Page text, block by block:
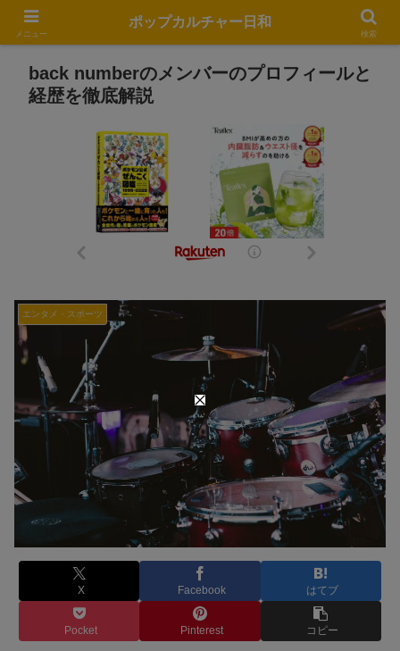
back numberのメンバーのプロフィールと
経歴を徹底解説
エンタメ・スポーツ
X Facebook はてブ
Pocket Pinterest コピー
メニュー
ポップカルチャー日和
検索